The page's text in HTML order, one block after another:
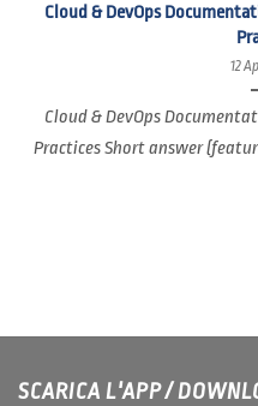
Cloud & DevOps
12
Cloud & DevOps
Practices Short answer
SCARICA L'APP /